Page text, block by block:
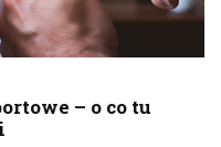
– o co tu